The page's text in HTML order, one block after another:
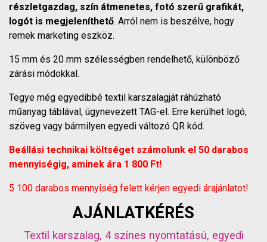
részletgazdag, szín átmenetes, fotó szerű grafikát,
logót is megjeleníthető. Arról nem is beszélve, hogy
remek marketing eszköz.
15 mm és 20 mm szélességben rendelhető, különböző
zárási módokkal.
Tegye még egyedibbé textil karszalagját ráhúzható
műanyag táblával, úgynevezett TAG-el. Erre kerülhet logó,
szöveg vagy bármilyen egyedi változó QR kód.
Beállási technikai költséget számolunk el 50 darabos
mennyiségig, aminek ára 1 800 Ft!
5 100 darabos mennyiség felett kérjen egyedi árajánlatot!
AJÁNLATKÉRÉS
Textil karszalag, 4 színes nyomtatású, egyedi